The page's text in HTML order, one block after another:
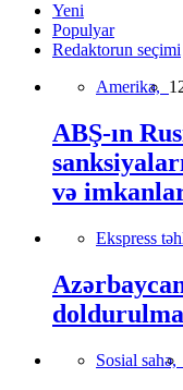
Yeni
Populyar
Redaktorun seçimi
Amerika,
ABŞ-ın
və
Ekspress
Sosial sahə,